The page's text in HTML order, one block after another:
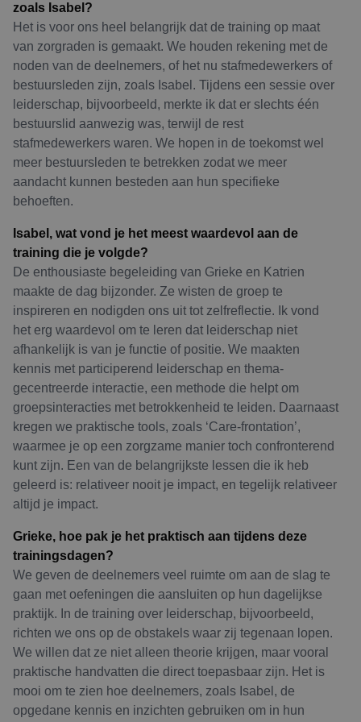
zoals Isabel?
Het is voor ons heel belangrijk dat de training op maat
van zorgraden is gemaakt. We houden rekening met de
noden van de deelnemers, of het nu stafmedewerkers of
bestuursleden zijn, zoals Isabel. Tijdens een sessie over
leiderschap, bijvoorbeeld, merkte ik dat er slechts één
bestuurslid aanwezig was, terwijl de rest
stafmedewerkers waren. We hopen in de toekomst wel
meer bestuursleden te betrekken zodat we meer
aandacht kunnen besteden aan hun specifieke
behoeften.
Isabel, wat vond je het meest waardevol aan de
training die je volgde?
De enthousiaste begeleiding van Grieke en Katrien
maakte de dag bijzonder. Ze wisten de groep te
inspireren en nodigden ons uit tot zelfreflectie. Ik vond
het erg waardevol om te leren dat leiderschap niet
afhankelijk is van je functie of positie. We maakten
kennis met participerend leiderschap en thema-
gecentreerde interactie, een methode die helpt om
groepsinteracties met betrokkenheid te leiden. Daarnaast
kregen we praktische tools, zoals ‘Care-frontation’,
waarmee je op een zorgzame manier toch confronterend
kunt zijn. Een van de belangrijkste lessen die ik heb
geleerd is: relativeer nooit je impact, en tegelijk relativeer
altijd je impact.
Grieke, hoe pak je het praktisch aan tijdens deze
trainingsdagen?
We geven de deelnemers veel ruimte om aan de slag te
gaan met oefeningen die aansluiten op hun dagelijkse
praktijk. In de training over leiderschap, bijvoorbeeld,
richten we ons op de obstakels waar zij tegenaan lopen.
We willen dat ze niet alleen theorie krijgen, maar vooral
praktische handvatten die direct toepasbaar zijn. Het is
mooi om te zien hoe deelnemers, zoals Isabel, de
opgedane kennis en inzichten gebruiken om in hun